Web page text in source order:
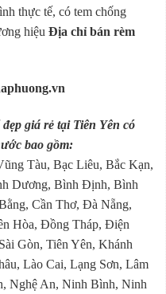
thực tế, có tem chống
hiệu Địa chỉ bán rèm
giá rẻ tại Tiên Yên có
bao gồm:
Tàu, Bạc Liêu, Bắc Kạn,
Dương, Bình Định, Bình
Cần Thơ, Đà Nẵng,
Hòa, Đồng Tháp, Điện
Gòn, Tiên Yên, Khánh
Lào Cai, Lạng Sơn, Lâm
Nghệ An, Ninh Bình, Ninh